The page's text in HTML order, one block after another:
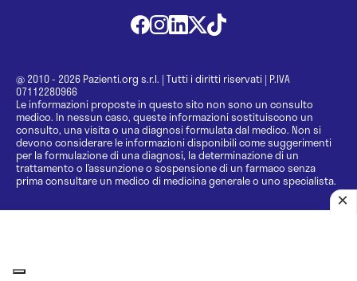
@ 2010 - 2026 Pazienti.org s.r.l. | Tutti i diritti riservati | P.IVA
07112280966
Le informazioni proposte in questo sito non sono un consulto
medico. In nessun caso, queste informazioni sostituiscono un
consulto, una visita o una diagnosi formulata dal medico. Non si
devono considerare le informazioni disponibili come suggerimenti
per la formulazione di una diagnosi, la determinazione di un
trattamento o l’assunzione o sospensione di un farmaco senza
prima consultare un medico di medicina generale o uno specialista.